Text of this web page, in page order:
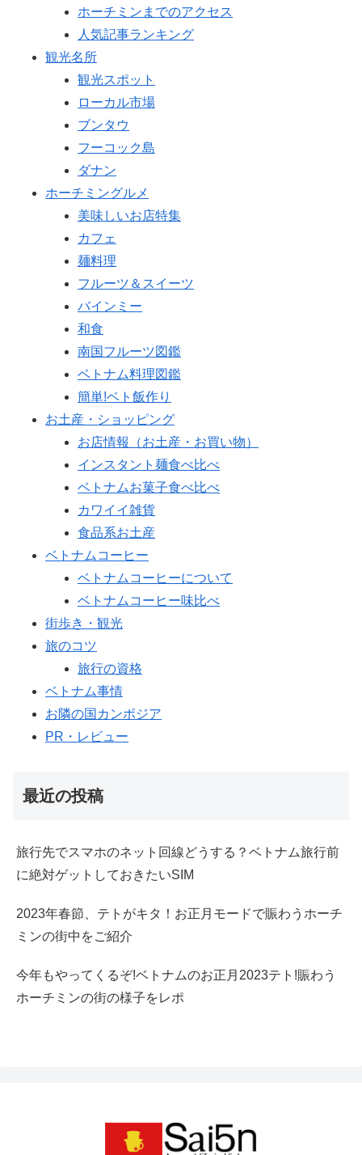
ホーチミンまでのアクセス
人気記事ランキング
観光名所
観光スポット
ローカル市場
ブンタウ
フーコック島
ダナン
ホーチミングルメ
美味しいお店特集
カフェ
麺料理
フルーツ＆スイーツ
バインミー
和食
南国フルーツ図鑑
ベトナム料理図鑑
簡単!ベト飯作り
お土産・ショッピング
お店情報（お土産・お買い物）
インスタント麺食べ比べ
ベトナムお菓子食べ比べ
カワイイ雑貨
食品系お土産
ベトナムコーヒー
ベトナムコーヒーについて
ベトナムコーヒー味比べ
街歩き・観光
旅のコツ
旅行の資格
ベトナム事情
お隣の国カンボジア
PR・レビュー
最近の投稿
旅行先でスマホのネット回線どうする？ベトナム旅行前
に絶対ゲットしておきたいSIM
2023年春節、テトがキタ！お正月モードで賑わうホーチ
ミンの街中をご紹介
今年もやってくるぞ!ベトナムのお正月2023テト!賑わう
ホーチミンの街の様子をレポ